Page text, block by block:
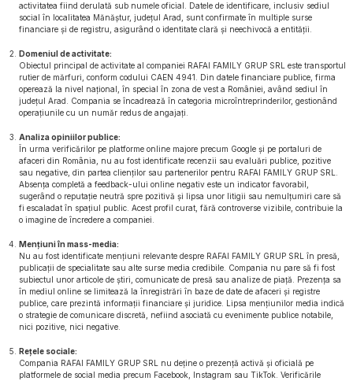
activitatea fiind derulată sub numele oficial. Datele de identificare, inclusiv sediul
social în localitatea Mănăștur, județul Arad, sunt confirmate în multiple surse
financiare și de registru, asigurând o identitate clară și neechivocă a entității.
Domeniul de activitate:
Obiectul principal de activitate al companiei RAFAI FAMILY GRUP SRL este transportul
rutier de mărfuri, conform codului CAEN 4941. Din datele financiare publice, firma
operează la nivel național, în special în zona de vest a României, având sediul în
județul Arad. Compania se încadrează în categoria microîntreprinderilor, gestionând
operațiunile cu un număr redus de angajați.
Analiza opiniilor publice:
În urma verificărilor pe platforme online majore precum Google și pe portaluri de
afaceri din România, nu au fost identificate recenzii sau evaluări publice, pozitive
sau negative, din partea clienților sau partenerilor pentru RAFAI FAMILY GRUP SRL.
Absența completă a feedback-ului online negativ este un indicator favorabil,
sugerând o reputație neutră spre pozitivă și lipsa unor litigii sau nemulțumiri care să
fi escaladat în spațiul public. Acest profil curat, fără controverse vizibile, contribuie la
o imagine de încredere a companiei.
Mențiuni în mass-media:
Nu au fost identificate mențiuni relevante despre RAFAI FAMILY GRUP SRL în presă,
publicații de specialitate sau alte surse media credibile. Compania nu pare să fi fost
subiectul unor articole de știri, comunicate de presă sau analize de piață. Prezența sa
în mediul online se limitează la înregistrări în baze de date de afaceri și registre
publice, care prezintă informații financiare și juridice. Lipsa mențiunilor media indică
o strategie de comunicare discretă, nefiind asociată cu evenimente publice notabile,
nici pozitive, nici negative.
Rețele sociale:
Compania RAFAI FAMILY GRUP SRL nu deține o prezență activă și oficială pe
platformele de social media precum Facebook, Instagram sau TikTok. Verificările